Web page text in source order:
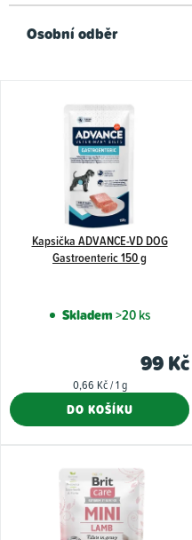
Osobní odběr
ů
Kapsička ADVANCE-VD DOG
Gastroenteric 150 g
Skladem>20 ks
99 Kč
Měrná
0,66 Kč / 1 g
DO KOŠÍKU